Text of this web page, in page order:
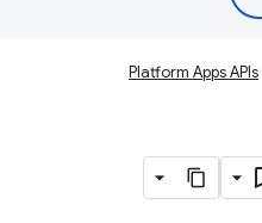
Platform Apps APIs